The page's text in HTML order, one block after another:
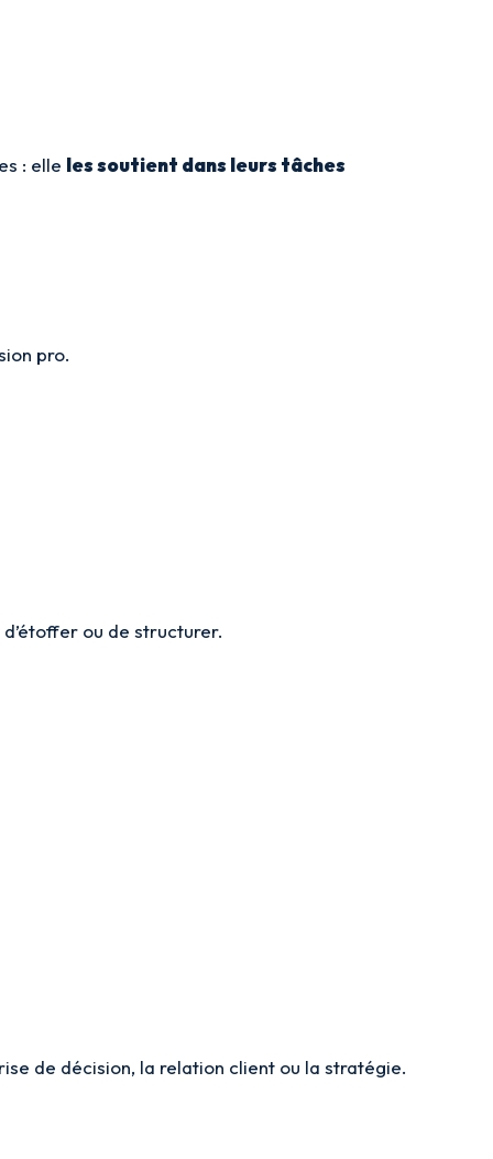
: elle les soutient dans leurs tâches
pro.
ou de structurer.
de décision, la relation client ou la stratégie.